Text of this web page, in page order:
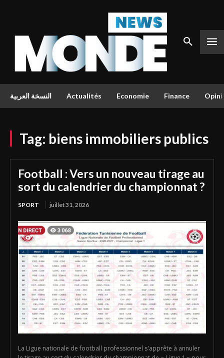
النسخة العربية Actualités Economie Finance
Tag: biens immobiliers publics
Football : Vers un nouveau tirage au
sort du calendrier du championnat ?
SPORT juillet 31, 2026
La Ligue nationale de football professionnel s'apprête à annuler